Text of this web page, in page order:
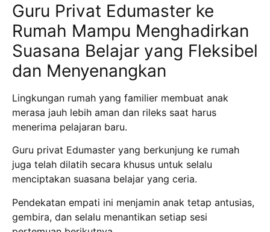
Guru Privat Edumaster ke
Rumah Mampu Menghadirkan
Suasana Belajar yang Fleksibel
dan Menyenangkan
Lingkungan rumah yang familier membuat anak
merasa jauh lebih aman dan rileks saat harus
menerima pelajaran baru.
Guru privat Edumaster yang berkunjung ke rumah
juga telah dilatih secara khusus untuk selalu
menciptakan suasana belajar yang ceria.
Pendekatan empati ini menjamin anak tetap antusias,
gembira, dan selalu menantikan setiap sesi